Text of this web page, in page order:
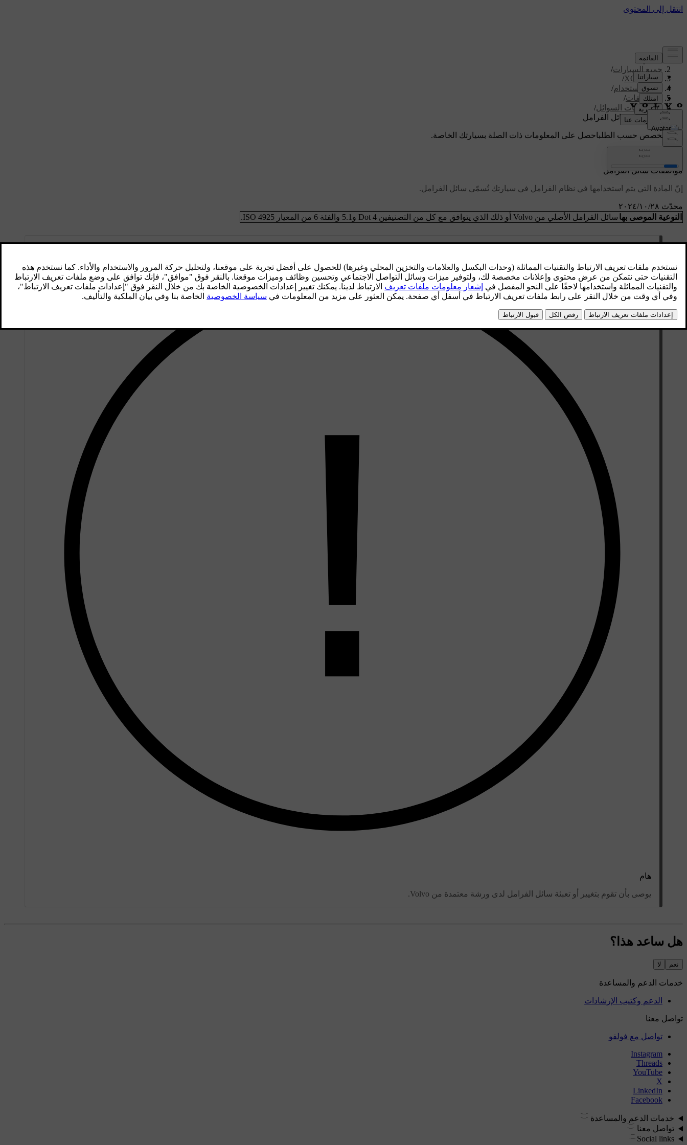
الدعم/
جميع السيارات/
XC60 2026
/
دليل الاستخدام/
المواصفات/
مواصفات السوائل/
مواصفات سائل الفرامل
دعم مخصص حسب الطلباحصل على المعلومات ذات الصلة بسيارتك الخاصة.
تسجيل الدخول
محدّث ٢٨‏/١٠‏/٢٠٢٤
مواصفات سائل الفرامل
إنّ المادة التي يتم استخدامها في نظام الفرامل في سيارتك تُسمّى سائل الفرامل.
النوعية الموصى بها سائل الفرامل الأصلي من Volvo أو ذلك الذي يتوافق مع كل من التصنيفين Dot 4 و5.1 والفئة 6 من المعيار ISO 4925.
هام
يوصى بأن تقوم بتغيير أو تعبئة سائل الفرامل لدى ورشة معتمدة من Volvo.
هل ساعد هذا؟
نعم لا